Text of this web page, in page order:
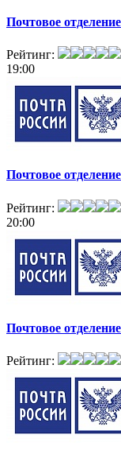
Почтовое
Рейтинг:
19:00
Почтовое
Рейтинг:
20:00
Почтовое
Рейтинг: